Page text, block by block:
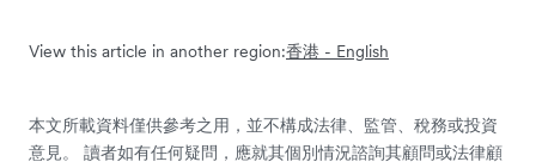
View this article in another region:香港 - English
本文所載資料僅供參考之用，並不構成法律、監管、稅務或投資
意見。 讀者如有任何疑問，應就其個別情況諮詢其顧問或法律顧